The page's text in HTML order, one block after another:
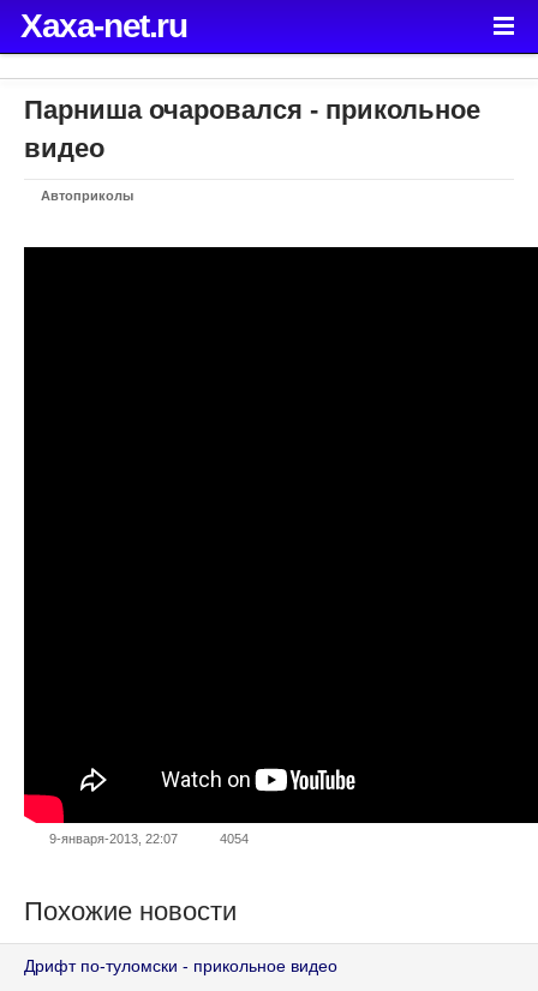
Xaxa-net.ru
Парниша очаровался - прикольное
видео
Автоприколы
9-января-2013, 22:07 4054
Похожие новости
Дрифт по-туломски - прикольное видео